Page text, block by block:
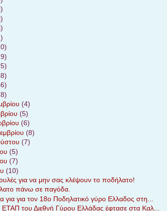
(4)
(5)
(6)
(8)
(7)
(5)
(7)
(10)
για να μην σας κλέψουν το ποδήλατο!
πάνω σε παγόδα.
για για τον 18ο Ποδηλατικό γύρο Ελλαδος στη...
ΕΤΑΠ του Διεθνή Γύρου Ελλάδας έφτασε στα Καλ...